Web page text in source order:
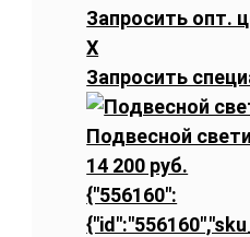
Запросить опт.
X
Запросить
Подвесной
14 200 руб.
{"556160":